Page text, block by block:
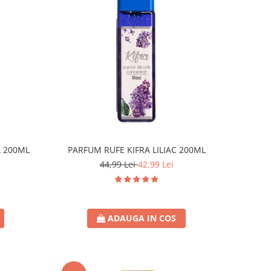
200ML
PARFUM RUFE KIFRA LILIAC 200ML
44,99 Lei42,99 Lei
ADAUGA IN COS